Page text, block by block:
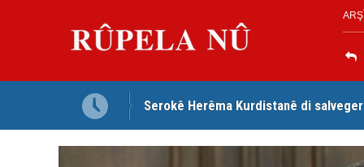
Serokê Herêma Kurdistanê di
Tirkiye, Pakistan û Erebistana Siûdî